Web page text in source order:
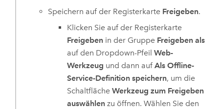
Speichern auf der Registerkarte Freigeben.
Klicken Sie auf der Registerkarte
Freigebenin der Gruppe Freigeben als
auf den Dropdown-Pfeil Web-
Werkzeug und dann auf Als Offline-
Service-Definition speichern, um die
Schaltfläche Werkzeug zum Freigeben
auswählenzu öffnen. Wählen Sie den